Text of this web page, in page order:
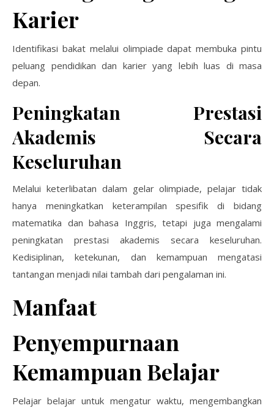
Karier
Identifikasi bakat melalui olimpiade dapat membuka pintu
peluang pendidikan dan karier yang lebih luas di masa
depan.
Peningkatan Prestasi
Akademis Secara
Keseluruhan
Melalui keterlibatan dalam gelar olimpiade, pelajar tidak
hanya meningkatkan keterampilan spesifik di bidang
matematika dan bahasa Inggris, tetapi juga mengalami
peningkatan prestasi akademis secara keseluruhan.
Kedisiplinan, ketekunan, dan kemampuan mengatasi
tantangan menjadi nilai tambah dari pengalaman ini.
Manfaat
Penyempurnaan
Kemampuan Belajar
Pelajar belajar untuk mengatur waktu, mengembangkan